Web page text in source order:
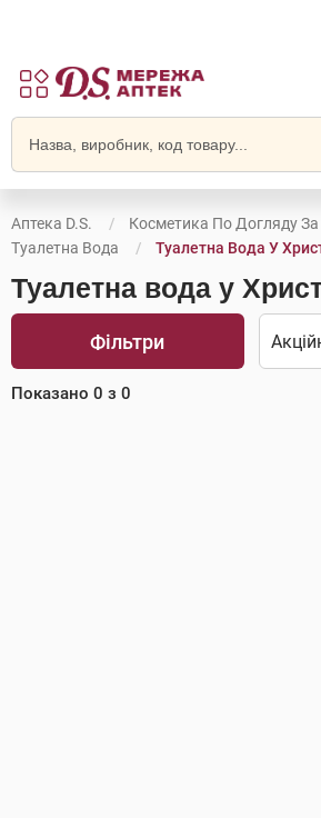
Аптека D.S.
Косметика По Догляду За
Туалетна Вода
Туалетна Вода У
Туалетна вода у
Фільтри
Показано 0 з 0